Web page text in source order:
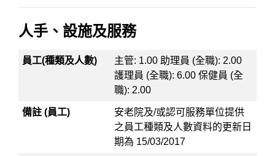
人手、設施及服務
員工(種類及人數)
主管: 1.00 助理員 (全職): 2.00
護理員 (全職): 6.00 保健員 (全
職): 2.00
備註 (員工)
安老院及/或認可服務單位提供
之員工種類及人數資料的更新日
期為 15/03/2017